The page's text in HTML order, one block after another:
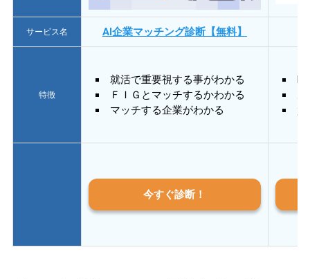
サービス名 AI企業マッチング診断【無料】
特徴
就活で重要視する事がわかる
ＦＩＧとマッチするかわかる
マッチする企業がわかる
質
今すぐ診断！